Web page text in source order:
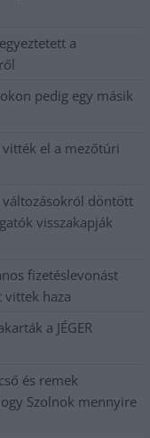
a
pedig egy másik
el a mezőtúri
változásokról döntött
visszakapják
fizetéslevonást
vittek haza
a JÉGER
és remek
Szolnok mennyire